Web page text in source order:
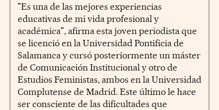
"Es una de las mejores experiencias
educativas de mi vida profesional y
académica", afirma esta joven periodista que
se licenció en la Universidad Pontificia de
Salamanca y cursó posteriormente un máster
de Comunicación Institucional y otro de
Estudios Feministas, ambos en la Universidad
Complutense de Madrid. Este último le hace
ser consciente de las dificultades que